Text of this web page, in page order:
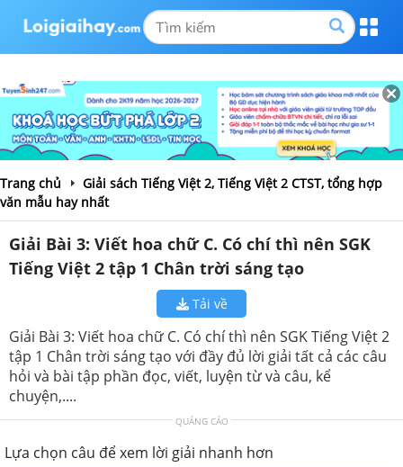
Trang chủ
Giải sách Tiếng Việt 2, Tiếng Việt 2 CTST, tổng hợp
văn mẫu hay nhất
Giải Bài 3: Viết hoa chữ C. Có chí thì nên SGK
Tiếng Việt 2 tập 1 Chân trời sáng tạo
Tải về
Giải Bài 3: Viết hoa chữ C. Có chí thì nên SGK Tiếng Việt 2
tập 1 Chân trời sáng tạo với đầy đủ lời giải tất cả các câu
hỏi và bài tập phần đọc, viết, luyện từ và câu, kể
chuyện,....
QUẢNG CÁO
Lựa chọn câu để xem lời giải nhanh hơn